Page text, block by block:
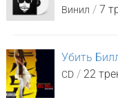
Винил / 7
Убить
CD / 22